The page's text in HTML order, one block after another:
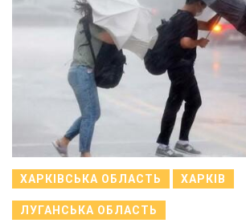
ХАРКІВСЬКА ОБЛАСТЬ ХАРКІВ
ЛУГАНСЬКА ОБЛАСТЬ